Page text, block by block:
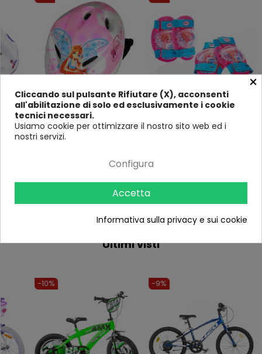
Casco Winx per Bici Bambina
Bimba Skate 3 4 anni
Bicicletta Pattini
Monopattino
AGGIUNGI AL
Set Protezioni Winx
Bambina Bicicletta Pattini
CARRELLO
Ultimi visti
×
Cliccando sul pulsante Rifiutare (X), acconsenti
all'abilitazione di solo ed esclusivamente i cookie
tecnici necessari.
Usiamo cookie per ottimizzare il nostro sito web ed i
nostri servizi.
Configura
Accetta
Informativa sulla privacy e sui cookie